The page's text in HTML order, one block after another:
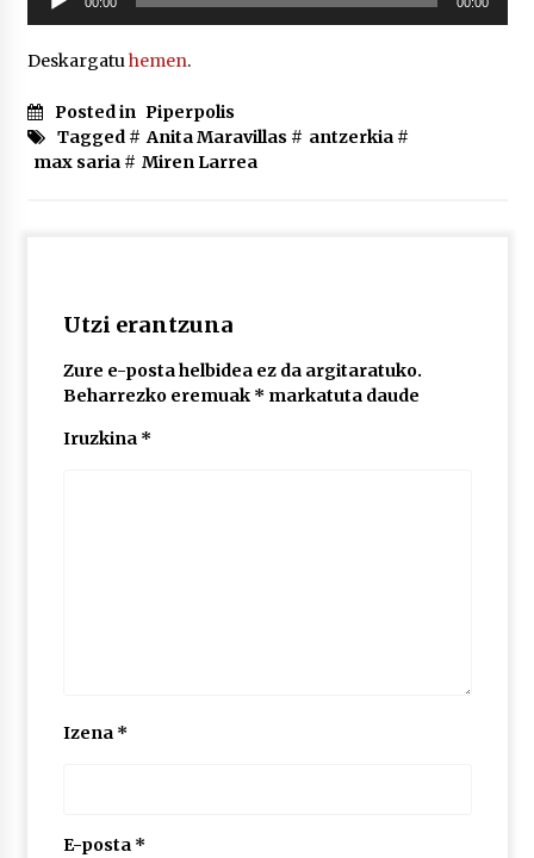
2026/07/03
MUSIBLA #297: Bide, Boards Of Canada, Somak,
2026/07/02
erreproduzigailua
Deskargatuhemen.
Posted in Piperpolis
Tagged # Anita Maravillas # antzerkia#
max saria# Miren Larrea
Utzi erantzuna
Zure e-posta helbidea ez da argitaratuko.
Beharrezko eremuak * markatuta daude
Iruzkina *
Izena *
E-posta *